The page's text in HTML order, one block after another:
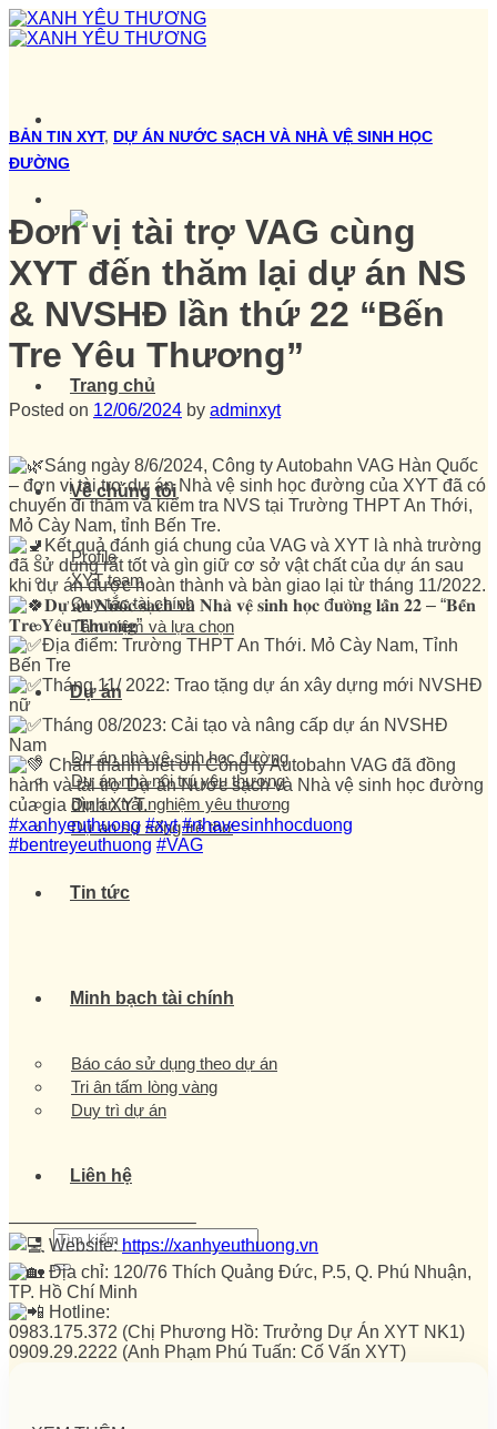
Skip
to
Trang chủ
Về chúng tôi
Profile
XYT team
Quy tắc tài chính
Tâm niệm và lựa chọn
Dự án
Dự án nhà vệ sinh học đường
Dự án nhà nội trú yêu thương
Dự án trải nghiệm yêu thương
Dự án sự sống trẻ thơ
Tin tức
Minh bạch tài chính
Báo cáo sử dụng theo dự án
Tri ân tấm lòng vàng
Duy trì dự án
Liên hệ
BẢN TIN XYT, DỰ ÁN NƯỚC SẠCH VÀ NHÀ VỆ SINH HỌC
ĐƯỜNG
Đơn vị tài trợ VAG cùng
XYT đến thăm lại dự án NS
& NVSHĐ lần thứ 22 “Bến
Tre Yêu Thương”
Posted on 12/06/2024 by adminxyt
Sáng ngày 8/6/2024, Công ty Autobahn VAG Hàn Quốc
– đơn vị tài trợ dự án Nhà vệ sinh học đường của XYT đã có
chuyến đi thăm và kiểm tra NVS tại Trường THPT An Thới,
Mỏ Cày Nam, tỉnh Bến Tre.
Kết quả đánh giá chung của VAG và XYT là nhà trường
đã sử dụng rất tốt và gìn giữ cơ sở vật chất của dự án sau
khi dự án được hoàn thành và bàn giao lại từ tháng 11/2022.
𝐃𝐮̛̣ 𝐚́𝐧 𝐍𝐮̛𝐨̛́𝐜 𝐬𝐚̣𝐜𝐡 𝐯𝐚̀ 𝐍𝐡𝐚̀ 𝐯𝐞̣̂ 𝐬𝐢𝐧𝐡 𝐡𝐨̣𝐜 đ𝐮̛𝐨̛̀𝐧𝐠 𝐥𝐚̂̀𝐧 𝟐𝟐 – “𝐁𝐞̂́𝐧
𝐓𝐫𝐞 𝐘𝐞̂𝐮 𝐓𝐡𝐮̛𝐨̛𝐧𝐠”
Địa điểm: Trường THPT An Thới. Mỏ Cày Nam, Tỉnh
Bến Tre
Tháng 11/ 2022: Trao tặng dự án xây dựng mới NVSHĐ
nữ
Tháng 08/2023: Cải tạo và nâng cấp dự án NVSHĐ
Nam
Chân thành biết ơn Công ty Autobahn VAG đã đồng
hành và tài trợ Dự án Nước sạch và Nhà vệ sinh học đường
của gia đình XYT.
#xanhyeuthuong #xyt #nhavesinhhocduong
#bentreyeuthuong #VAG
——————————–
Website: https://xanhyeuthuong.vn
Địa chỉ: 120/76 Thích Quảng Đức, P.5, Q. Phú Nhuận,
TP. Hồ Chí Minh
Hotline:
0983.175.372 (Chị Phương Hồ: Trưởng Dự Án XYT NK1)
0909.29.2222 (Anh Phạm Phú Tuấn: Cố Vấn XYT)